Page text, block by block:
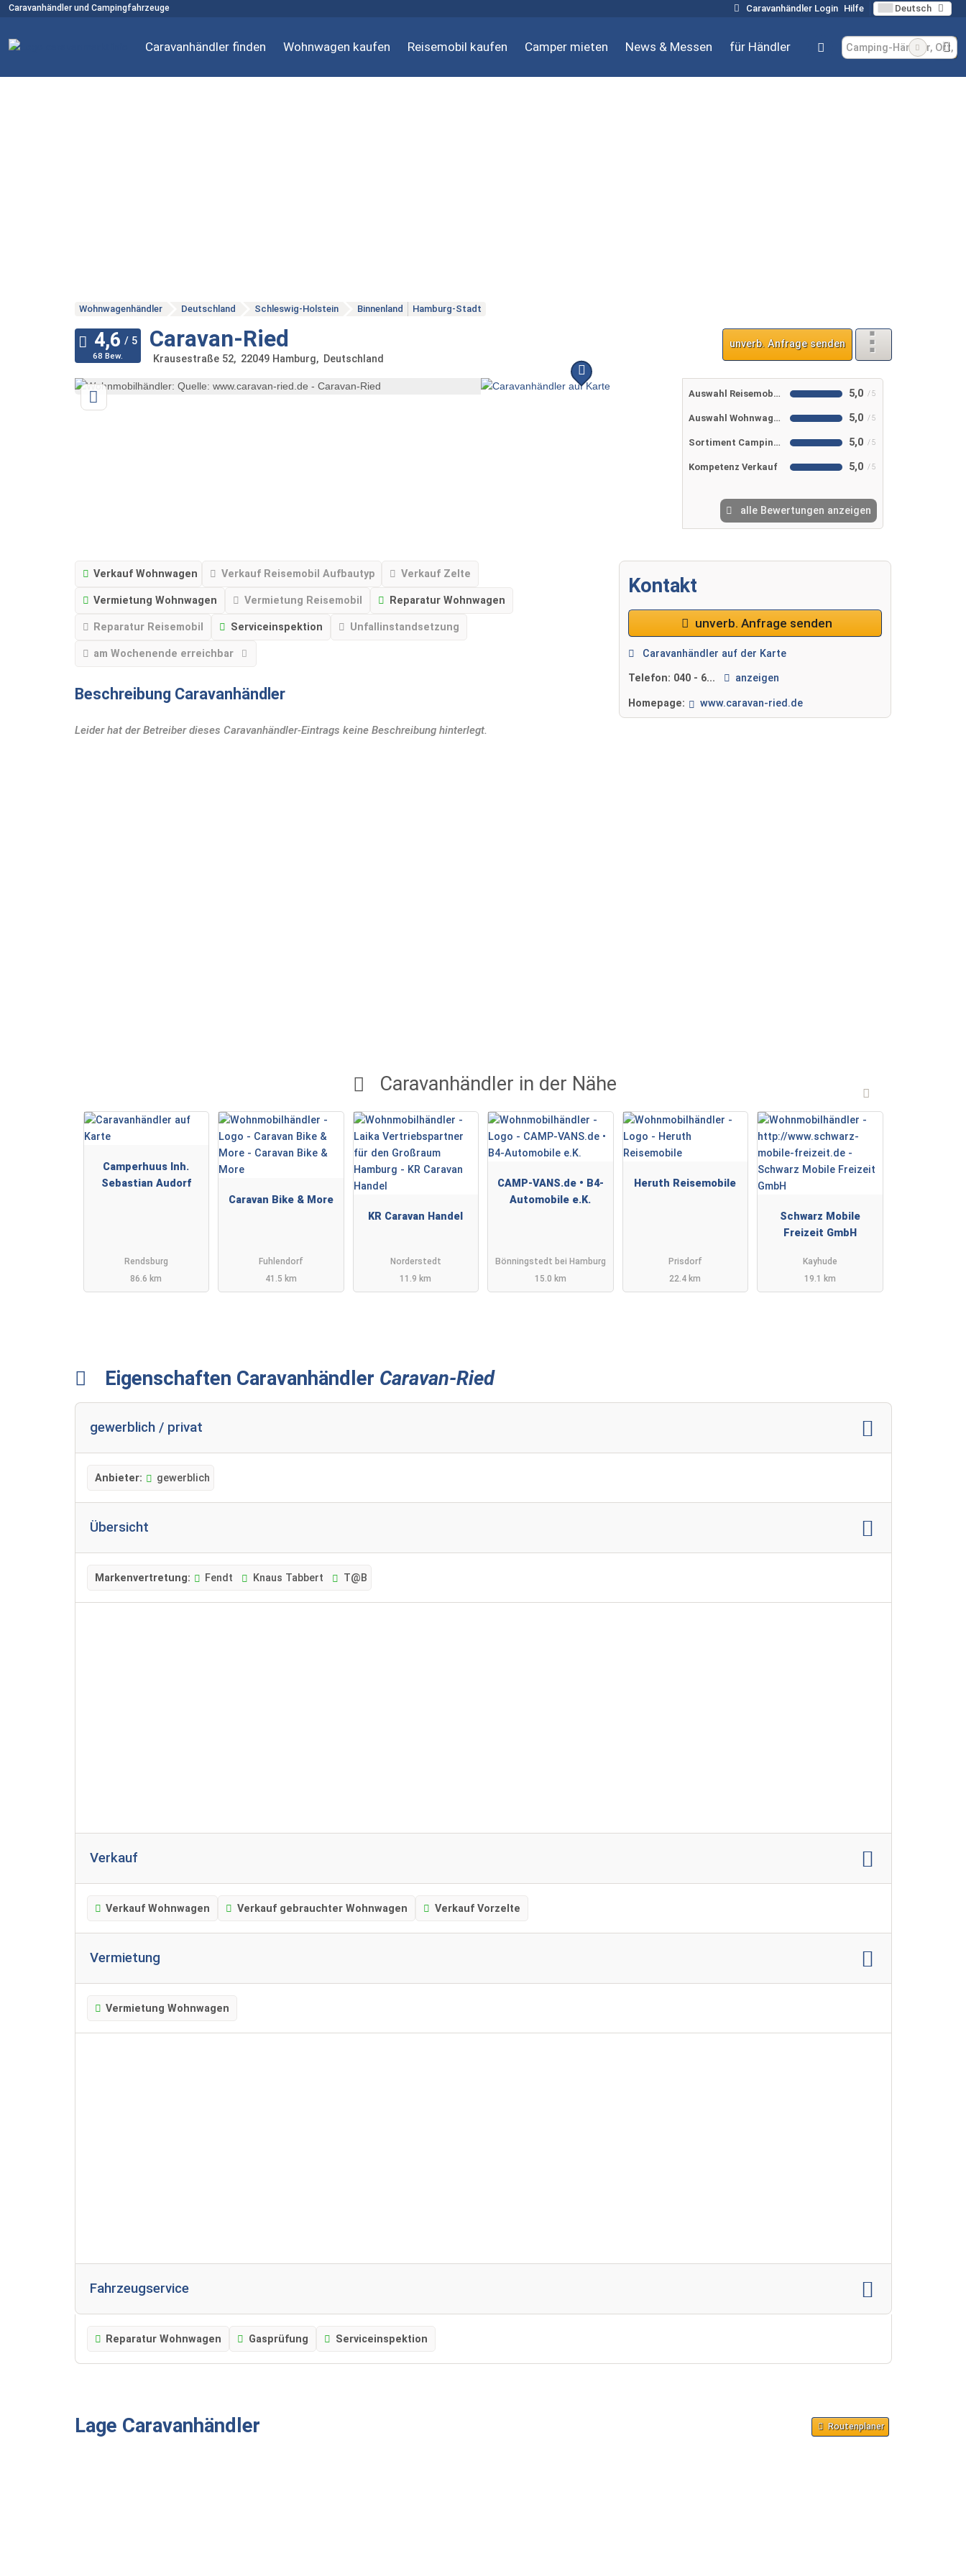
Caravanhändler und Campingfahrzeuge Caravanhändler Login Hilfe Deutsch
Caravanhändler finden Wohnwagen kaufen Reisemobil kaufen Camper mieten News & Messen für Händler
Wohnwagenhändler Deutschland Schleswig-Holstein Binnenland Hamburg-Stadt
Caravan-Ried
Krausestraße 52 22049 Hamburg Deutschland
unverb. Anfrage senden
68 Bew.
Auswahl Reisemobile 5,0
Auswahl Wohnwagen 5,0
Sortiment Campingshop 5,0
Kompetenz Verkauf 5,0
alle Bewertungen anzeigen
Verkauf Wohnwagen Verkauf Reisemobil Aufbautyp Verkauf Zelte
Vermietung Wohnwagen Vermietung Reisemobil Reparatur Wohnwagen
Reparatur Reisemobil Serviceinspektion Unfallinstandsetzung
am Wochenende erreichbar
Beschreibung Caravanhändler
Leider hat der Betreiber dieses Caravanhändler-Eintrags keine Beschreibung hinterlegt.
Kontakt
unverb. Anfrage senden
Caravanhändler auf der Karte
Telefon: 040 - 6... anzeigen
Homepage: www.caravan-ried.de
Caravanhändler in der Nähe
Camperhuus Inh.
Sebastian Audorf
Rendsburg
86.6 km
Caravan Bike & More
Fuhlendorf
41.5 km
KR Caravan Handel
Norderstedt
11.9 km
CAMP-VANS.de • B4-
Automobile e.K.
Bönningstedt bei Hamburg
15.0 km
Heruth Reisemobile
Prisdorf
22.4 km
Schwarz Mobile
Freizeit GmbH
Kayhude
19.1 km
Eigenschaften Caravanhändler Caravan-Ried
gewerblich / privat
Anbieter: gewerblich
Übersicht
Markenvertretung: Fendt Knaus Tabbert T@B
Verkauf
Verkauf Wohnwagen Verkauf gebrauchter Wohnwagen Verkauf Vorzelte
Vermietung
Vermietung Wohnwagen
Fahrzeugservice
Reparatur Wohnwagen Gasprüfung Serviceinspektion
Lage Caravanhändler Routenplaner